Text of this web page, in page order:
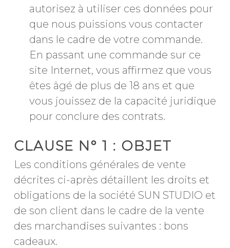
autorisez à utiliser ces données pour
que nous puissions vous contacter
dans le cadre de votre commande.
En passant une commande sur ce
site Internet, vous affirmez que vous
êtes âgé de plus de 18 ans et que
vous jouissez de la capacité juridique
pour conclure des contrats.
CLAUSE N° 1 : OBJET
Les conditions générales de vente
décrites ci-après détaillent les droits et
obligations de la société SUN STUDIO et
de son client dans le cadre de la vente
des marchandises suivantes : bons
cadeaux.